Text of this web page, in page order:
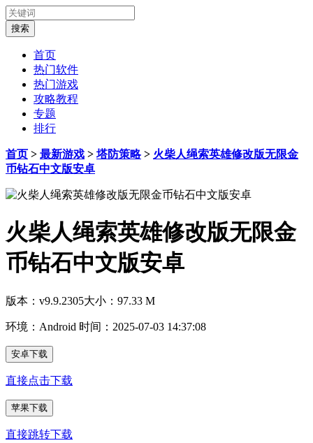
首页
热门软件
热门游戏
攻略教程
专题
排行
首页 > 最新游戏 > 塔防策略> 火柴人绳索英雄修改版无限金
币钻石中文版安卓
火柴人绳索英雄修改版无限金
币钻石中文版安卓
版本：v9.9.2305大小：97.33 M
环境：Android 时间：2025-07-03 14:37:08
安卓下载
直接点击下载
苹果下载
直接跳转下载